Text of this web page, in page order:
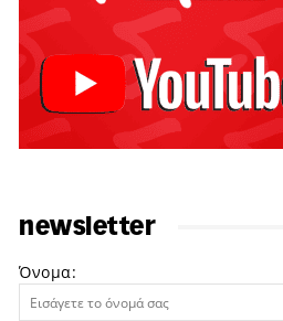
newsletter
Όνομα: